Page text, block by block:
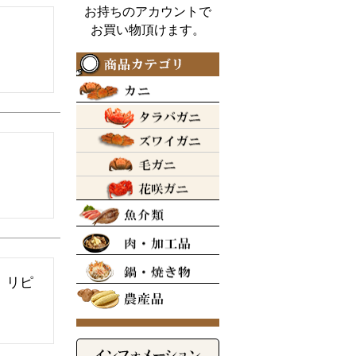
リピ
お持ちのアカウントで
お買い物頂けます。